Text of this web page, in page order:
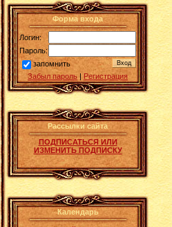
Форма входа
Логин:
Пароль:
запомнить
Забыл пароль | Регистрация
Рассылки сайта
ПОДПИСАТЬСЯ ИЛИ
ИЗМЕНИТЬ ПОДПИСКУ
Календарь